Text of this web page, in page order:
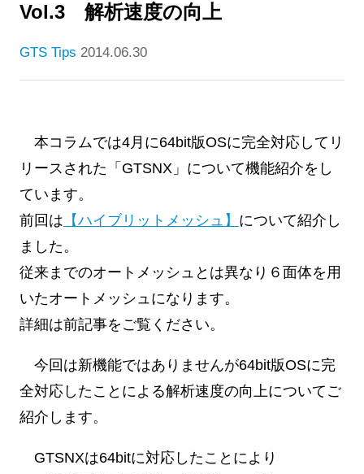
Vol.3 解析速度の向上
GTS Tips 2014.06.30
本コラムでは4月に64bit版OSに完全対応してリ
リースされた「GTSNX」について機能紹介をし
ています。
前回は 【ハイブリットメッシュ】 について紹介し
ました。
従来までのオートメッシュとは異なり６面体を用
いたオートメッシュになります。
詳細は前記事をご覧ください。
今回は新機能ではありませんが64bit版OSに完
全対応したことによる解析速度の向上についてご
紹介します。
GTSNXは64bitに対応したことにより